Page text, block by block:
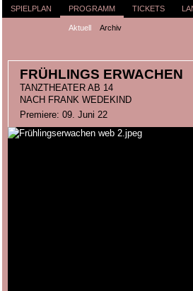
SPIELPLAN PROGRAMM
Aktuell Archiv
TICKETS
FRÜHLINGS ERWACHEN
TANZTHEATER AB 14
NACH FRANK WEDEKIND
Premiere: 09. Juni 22